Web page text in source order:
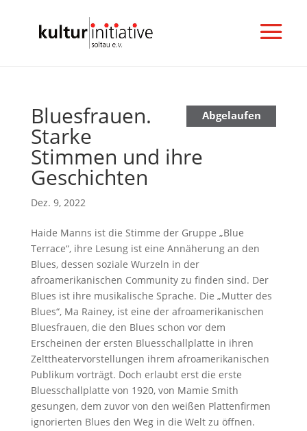
Abgelaufen
Bluesfrauen.
Starke
Stimmen und ihre
Geschichten
Dez. 9, 2022
Haide Manns ist die Stimme der Gruppe „Blue
Terrace“, ihre Lesung ist eine Annäherung an den
Blues, dessen soziale Wurzeln in der
afroamerikanischen Community zu finden sind. Der
Blues ist ihre musikalische Sprache. Die „Mutter des
Blues“, Ma Rainey, ist eine der afroamerikanischen
Bluesfrauen, die den Blues schon vor dem
Erscheinen der ersten Bluesschallplatte in ihren
Zelttheatervorstellungen ihrem afroamerikanischen
Publikum vorträgt. Doch erlaubt erst die erste
Bluesschallplatte von 1920, von Mamie Smith
gesungen, dem zuvor von den weißen Plattenfirmen
ignorierten Blues den Weg in die Welt zu öffnen.